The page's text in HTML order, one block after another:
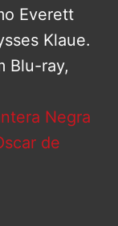
Everett
Klaue.
Blu-ray,
Negra
de